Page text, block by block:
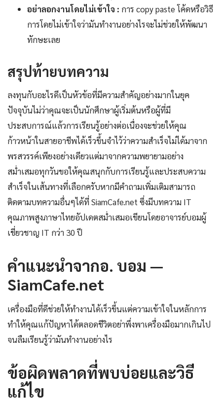
อย่าลอกงานโดยไม่เข้าใจ : การ copy paste โค้ดหรือวิธี
การโดยไม่เข้าใจว่ามันทำงานอย่างไรจะไม่ช่วยให้พัฒนา
ทักษะเลย
สรุปท้ายบทความ
ลงทุนกับอะไรดีเป็นหัวข้อที่มีความสำคัญอย่างมากในยุค
ปัจจุบันไม่ว่าคุณจะเป็นนักศึกษาผู้เริ่มต้นหรือผู้ที่มี
ประสบการณ์แล้วการเรียนรู้อย่างต่อเนื่องจะช่วยให้คุณ
ก้าวหน้าในสายอาชีพได้เร็วขึ้นจำไว้ว่าความสำเร็จไม่ได้มาจาก
พรสวรรค์เพียงอย่างเดียวแต่มาจากความพยายามอย่าง
สม่ำเสมอทุกวันขอให้คุณสนุกกับการเรียนรู้และประสบความ
สำเร็จในเส้นทางที่เลือกครับหากมีคำถามเพิ่มเติมสามารถ
ติดตามบทความอื่นๆได้ที่ SiamCafe.net ซึ่งมีบทความ IT
คุณภาพสูงภาษาไทยอัปเดตสม่ำเสมอเขียนโดยอาจารย์บอมผู้
เชี่ยวชาญ IT กว่า 30 ปี
คำแนะนำจากอ. บอม —
SiamCafe.net
เครื่องมือที่ดีช่วยให้ทำงานได้เร็วขึ้นแต่ความเข้าใจในหลักการ
ทำให้คุณแก้ปัญหาได้ตลอดชีวิตอย่าพึ่งพาเครื่องมือมากเกินไป
จนลืมเรียนรู้ว่ามันทำงานอย่างไร
ข้อผิดพลาดที่พบบ่อยและวิธี
แก้ไข